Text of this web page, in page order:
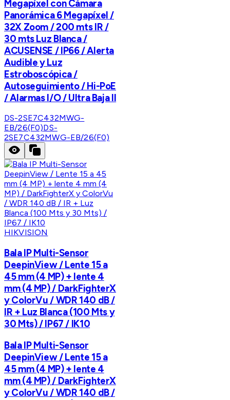
Megapíxel con Cámara
Panorámica 6 Megapíxel /
32X Zoom / 200 mts IR /
30 mts Luz Blanca /
ACUSENSE / IP66 / Alerta
Audible y Luz
Estroboscópica /
Autoseguimiento / Hi-PoE
/ Alarmas I/O / Ultra Baja Il
DS-2SE7C432MWG-
EB/26(F0)DS-
2SE7C432MWG-EB/26(F0)
HIKVISION
Bala IP Multi-Sensor
DeepinView / Lente 15 a
45 mm (4 MP) + lente 4
mm (4 MP) / DarkFighterX
y ColorVu / WDR 140 dB /
IR + Luz Blanca (100 Mts y
30 Mts) / IP67 / IK10
Bala IP Multi-Sensor
DeepinView / Lente 15 a
45 mm (4 MP) + lente 4
mm (4 MP) / DarkFighterX
y ColorVu / WDR 140 dB /